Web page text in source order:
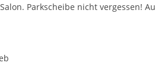
Parkscheibe nicht vergessen!